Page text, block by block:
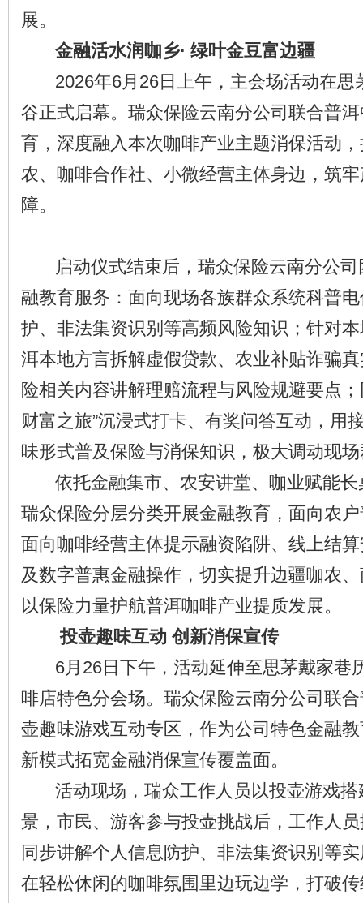
展。
金融活水润咖乡· 绿叶金豆富边疆
2026年6月26日上午，主会场活动在思
谷正式启幕。瑞众保险云南分公司联合普
育，深度融入本次咖啡产业主题消保活动
农、咖啡合作社、小微经营主体身边，筑
障。
启动仪式结束后，瑞众保险云南分公司
融教育服务：面向现场各族群众系统科普
护、非法集资识别等高频风险知识；针对
洱本地方言拆解虚假贷款、农业补贴诈骗
险相关内容讲解理赔流程与风险规避要点
财富之旅”沉浸式打卡、有奖问答互动，用
味形式普及保险与消保知识，极大调动现
依托金融集市、农安讲堂、咖业赋能长
瑞众保险分层分类开展金融教育，面向农
面向咖啡经营主体提示融资陷阱、线上结
及数字普惠金融操作，切实提升边疆咖农
以保险力量护航普洱咖啡产业提质发展。
投壶趣味互动 创新消保宣传
6月26日下午，活动延伸至思茅戴家巷
啡店特色分会场。瑞众保险云南分公司联
壶趣味游戏互动专区，作为公司特色金融
新模式拓宽金融消保宣传覆盖面。
活动现场，瑞众工作人员以投壶游戏搭
景，市民、游客参与投壶挑战后，工作人
同步讲解个人信息防护、非法集资识别等
在轻松休闲的咖啡氛围里边玩边学，打破